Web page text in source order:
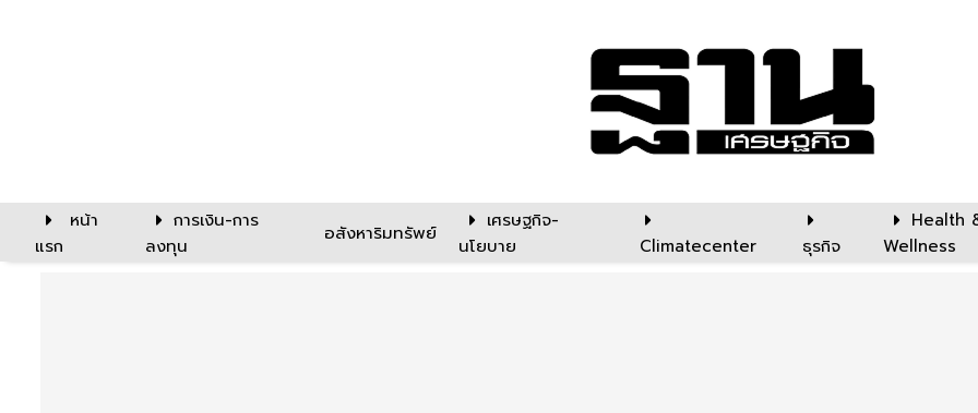
หน้า
แรก
การเงิน-การ
ลงทุน
อสังหาริมทรัพย์
เศรษฐกิจ-
นโยบาย
Climatecenter ธุรกิจ
Health
Wellness